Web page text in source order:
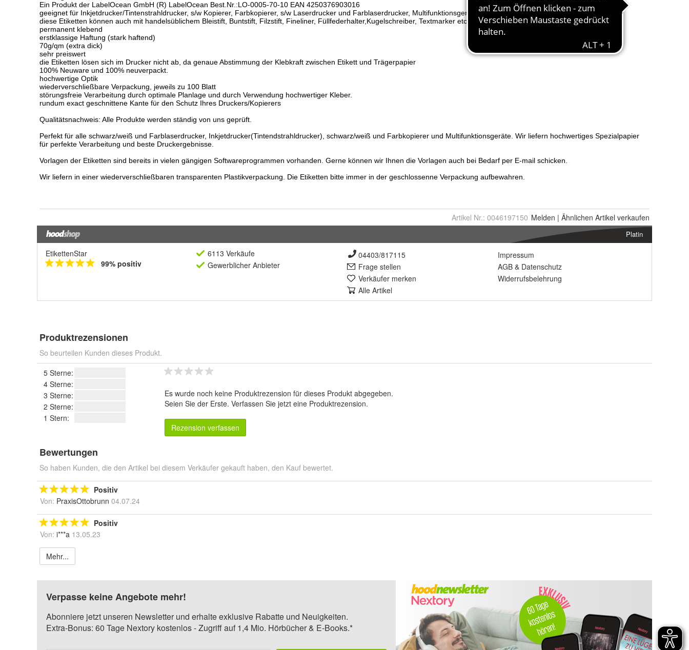
Artikel Nr.: 0046197150 Melden | Ähnlichen Artikel verkaufen
Platin
EtikettenStar
99% positiv
6113 Verkäufe
Gewerblicher Anbieter
04403/817115
Frage stellen
Verkäufer merken
Alle Artikel
Impressum
AGB & Datenschutz
Widerrufsbelehrung
Produktrezensionen
So beurteilen Kunden dieses Produkt.
5 Sterne:
4 Sterne:
3 Sterne:
2 Sterne:
1 Stern:
Es wurde noch keine Produktrezension für dieses Produkt abgegeben.
Seien Sie der Erste. Verfassen Sie jetzt eine Produktrezension.
Rezension verfassen
Bewertungen
So haben Kunden, die den Artikel bei diesem Verkäufer gekauft haben, den Kauf bewertet.
Positiv
Von: PraxisOttobrunn 04.07.24
Positiv
Von: i***a 13.05.23
Mehr...
Verpasse keine Angebote mehr!
Abonniere jetzt unseren Newsletter und erhalte exklusive Rabatte und Neuigkeiten.
Extra-Bonus: 60 Tage Nextory kostenlos - Zugriff auf 1,4 Mio. Hörbücher & E-Books.*